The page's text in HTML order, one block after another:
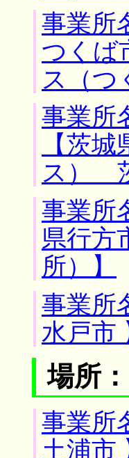
事業所
つくば
ス（つ
事業所
【茨
ス）
事業所
県行方
所）】
事業所
水戸市
場所
事業所
土浦市